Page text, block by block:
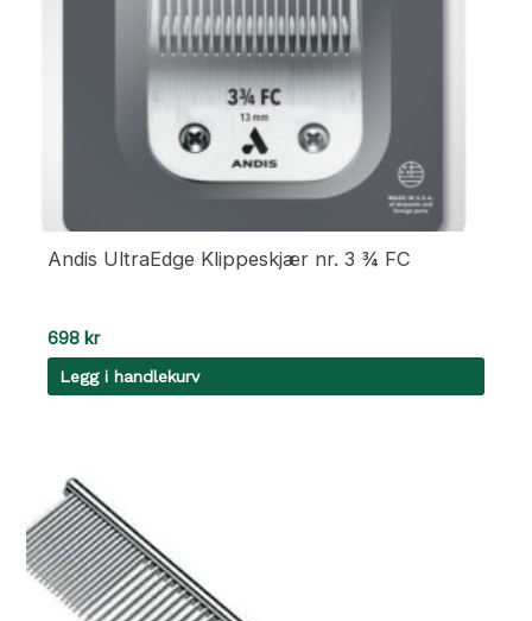
Andis UltraEdge Klippeskjær nr. 3 ¾ FC
698 kr
Legg i handlekurv